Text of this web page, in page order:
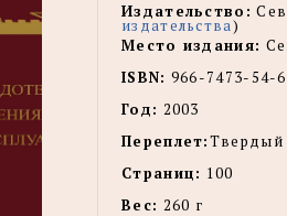
Издательство:
издательства)
Место издания:
ISBN: 966-7473-54-6
Год: 2003
Переплет:Твердый
Страниц: 100
Вес: 260 г